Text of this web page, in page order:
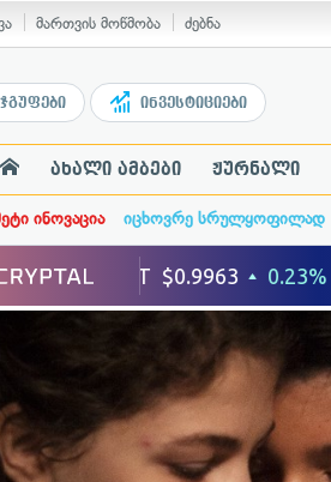
მართვის მოწმობა ძებნა
ჯგუფები ინვესტიციები
ახალი ამბები ჟურნალი
ინოვაცია იცხოვრე სრულყოფილად